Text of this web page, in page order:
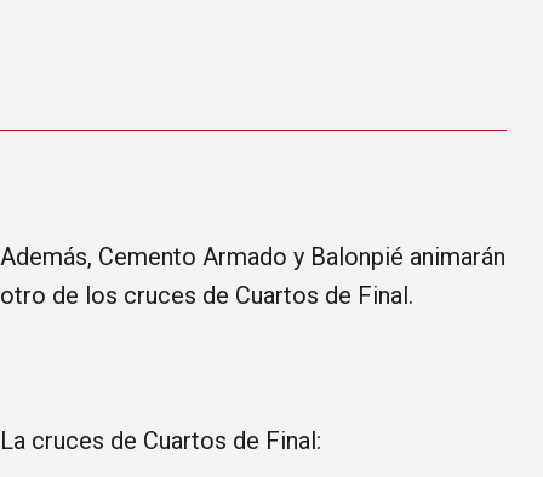
Además, Cemento Armado y Balonpié animarán
otro de los cruces de Cuartos de Final.
La cruces de Cuartos de Final: